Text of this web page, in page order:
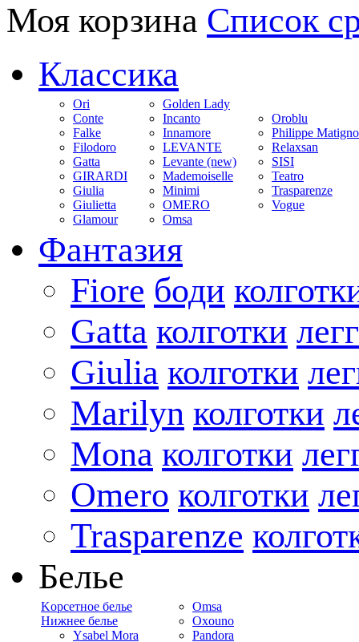
Моя корзина Список
Классика
Ori
Conte
Falke
Filodoro
Gatta
GIRARDI
Giulia
Giulietta
Glamour
Golden Lady
Incanto
Innamore
LEVANTE
Levante (new)
Mademoiselle
Minimi
OMERO
Omsa
Oroblu
Philippe
Relaxsan
SISI
Teatro
Trasparenze
Vogue
Фантазия
Fiore боди
Gatta колготки
Giulia колготки
Marilyn колготки
Mona колготки
Omero колготки
Trasparenze
Белье
Kорсетное белье
Нижнее белье
Ysabel Mora
Omsa
Oxouno
Pandora